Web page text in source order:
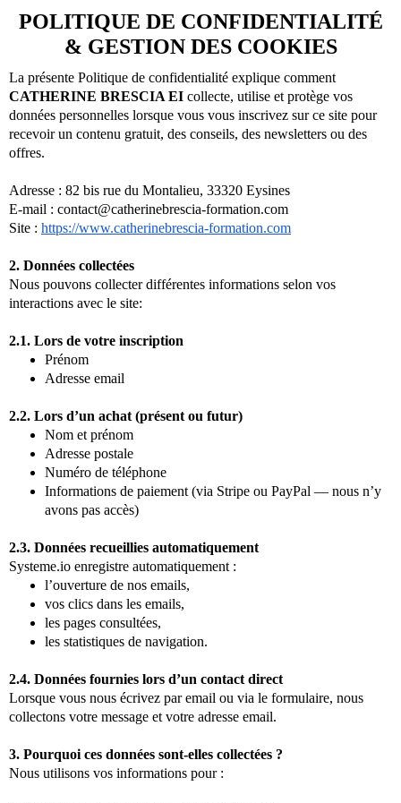
POLITIQUE DE CONFIDENTIALITÉ
& GESTION DES COOKIES
La présente Politique de confidentialité explique comment
CATHERINE BRESCIA EI collecte, utilise et protège vos
données personnelles lorsque vous vous inscrivez sur ce site pour
recevoir un contenu gratuit, des conseils, des newsletters ou des
offres.
Adresse : 82 bis rue du Montalieu, 33320 Eysines
E-mail : contact@catherinebrescia-formation.com
Site : https://www.catherinebrescia-formation.com
2. Données collectées
Nous pouvons collecter différentes informations selon vos
interactions avec le site:
2.1. Lors de votre inscription
Prénom
Adresse email
2.2. Lors d’un achat (présent ou futur)
Nom et prénom
Adresse postale
Numéro de téléphone
Informations de paiement (via Stripe ou PayPal — nous n’y
avons pas accès)
2.3. Données recueillies automatiquement
Systeme.io enregistre automatiquement :
l’ouverture de nos emails,
vos clics dans les emails,
les pages consultées,
les statistiques de navigation.
2.4. Données fournies lors d’un contact direct
Lorsque vous nous écrivez par email ou via le formulaire, nous
collectons votre message et votre adresse email.
3. Pourquoi ces données sont-elles collectées ?
Nous utilisons vos informations pour :